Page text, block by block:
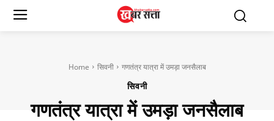
Home सिवनी गणतंत्र यात्रा में उमड़ा जनसैलाब
सिवनी
गणतंत्र यात्रा में उमड़ा जनसैलाब